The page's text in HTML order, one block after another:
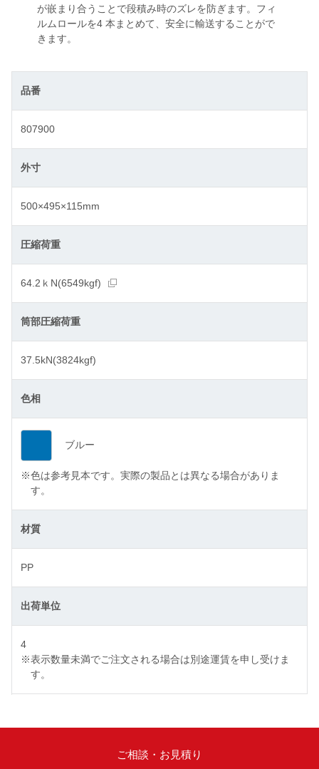
が嵌まり合うことで段積み時のズレを防ぎます。フィ
ルムロールを4 本まとめて、安全に輸送することがで
きます。
品番
807900
外寸
500×495×115mm
圧縮荷重
64.2ｋN(6549kgf)
筒部圧縮荷重
37.5kN(3824kgf)
色相
ブルー
※色は参考見本です。実際の製品とは異なる場合がありま
す。
材質
PP
出荷単位
4
※表示数量未満でご注文される場合は別途運賃を申し受けま
す。
ご相談・お見積り